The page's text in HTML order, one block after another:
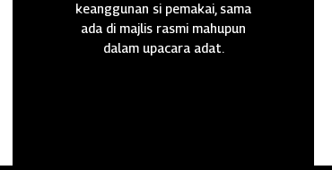
keanggunan si pemakai, sama
ada di majlis rasmi mahupun
dalam upacara adat.